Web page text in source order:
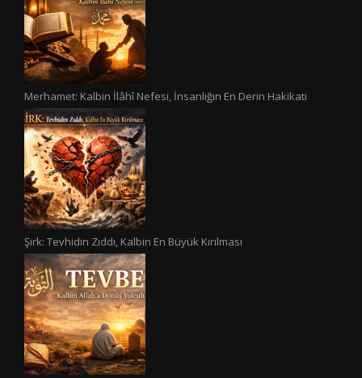
Merhamet: Kalbin İlâhî Nefesi, İnsanlığın En Derin Hakikati
Şirk: Tevhidin Zıddı, Kalbin En Büyük Kırılması